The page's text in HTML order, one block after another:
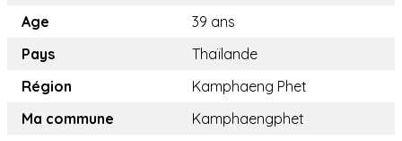
Age
39 ans
Pays
Thaïlande
Région
Kamphaeng Phet
Ma commune
Kamphaengphet